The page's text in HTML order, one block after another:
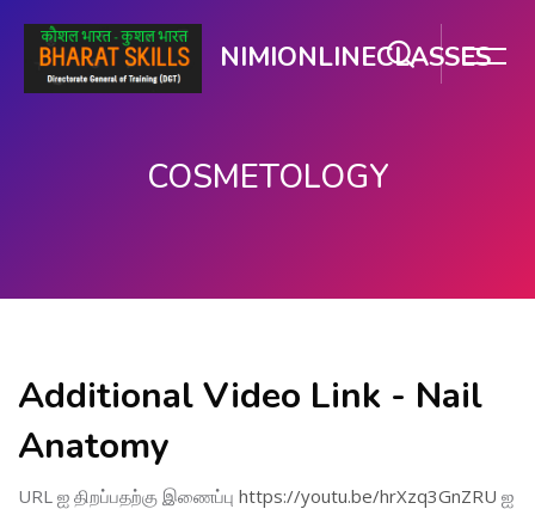
NIMIONLINECLASSES
COSMETOLOGY
Additional Video Link - Nail
Anatomy
URL ஐ திறப்பதற்கு இணைப்பு https://youtu.be/hrXzq3GnZRU ஐ